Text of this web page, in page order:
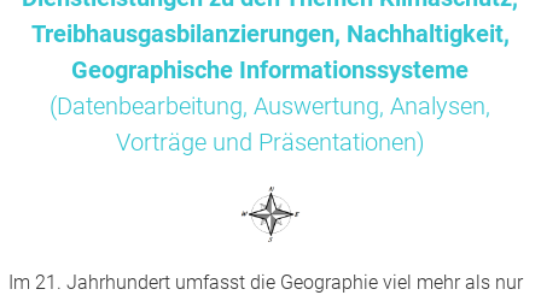
Treibhausgasbilanzierungen, Nachhaltigkeit,
Geographische Informationssysteme
(Datenbearbeitung, Auswertung, Analysen,
Vorträge und Präsentationen)
Im 21. Jahrhundert umfasst die Geographie viel mehr als nur